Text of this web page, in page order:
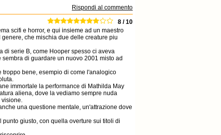
Rispondi al commento
8 / 10
scifi e horror, e qui insieme ad un maestro
che mischia due delle creature piu
di serie B, come Hooper spesso ci aveva
di guardare un nuovo 2001 misto ad
troppo bene, esempio di come l'analogico
immortale la performance di Mathilda May
aliena, dove la vediamo sempre nuda
visione.
una questione mentale, un'attrazione dove
giusto, con quella overture sui titoli di